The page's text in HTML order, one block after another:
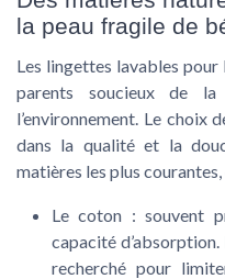
la peau fragile de
Les lingettes lavables pour
parents soucieux de
l’environnement. Le choix
dans la qualité et la
matières les plus
Le coton : souvent
capacité
recherché pour